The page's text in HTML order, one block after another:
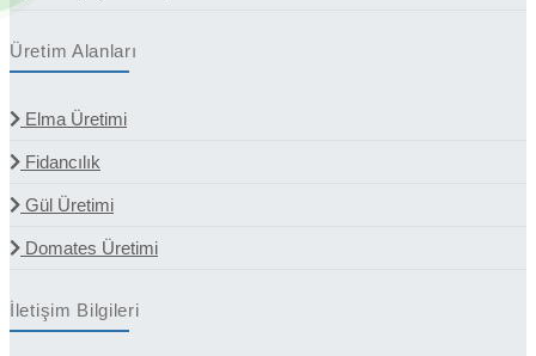
Üretim Alanları
Elma Üretimi
Fidancılık
Gül Üretimi
Domates Üretimi
İletişim Bilgileri